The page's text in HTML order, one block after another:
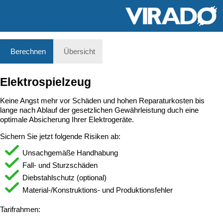
Berechnen Übersicht
Elektrospielzeug
Keine Angst mehr vor Schäden und hohen Reparaturkosten bis
lange nach Ablauf der gesetzlichen Gewährleistung duch eine
optimale Absicherung Ihrer Elektrogeräte.
Sichern Sie jetzt folgende Risiken ab:
Unsachgemäße Handhabung
Fall- und Sturzschäden
Diebstahlschutz (optional)
Material-/Konstruktions- und Produktionsfehler
Tarifrahmen: